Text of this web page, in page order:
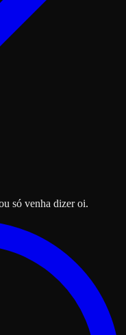
só venha dizer oi.